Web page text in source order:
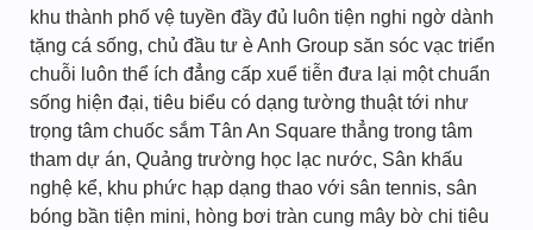
khu thành phố vệ tuyền đầy đủ luôn tiện nghi ngờ dành
tặng cá sống, chủ đầu tư è Anh Group săn sóc vạc triển
chuỗi luôn thể ích đẳng cấp xuể tiễn đưa lại một chuẩn
sống hiện đại, tiêu biểu có dạng tường thuật tới như
trọng tâm chuốc sắm Tân An Square thẳng trong tâm
tham dự án, Quảng trường học lạc nước, Sân khấu
nghệ kể, khu phức hạp dạng thao với sân tennis, sân
bóng bần tiện mini, hòng bơi tràn cung mây bờ chi tiêu